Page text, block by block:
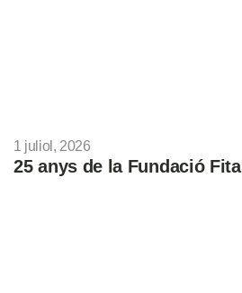
1 juliol, 2026
25 anys de la Fundació Fita